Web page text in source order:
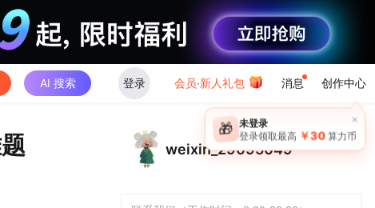
AI 搜索 登录 会员·新人礼包 消息 创作中心
×
🎁 未登录
登录领取最高 ￥30 算力币
weixin_29095049